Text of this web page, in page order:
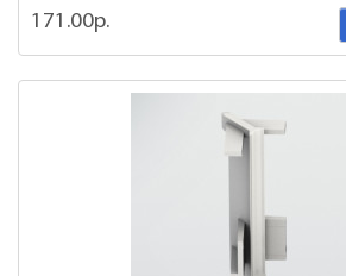
171.00р.